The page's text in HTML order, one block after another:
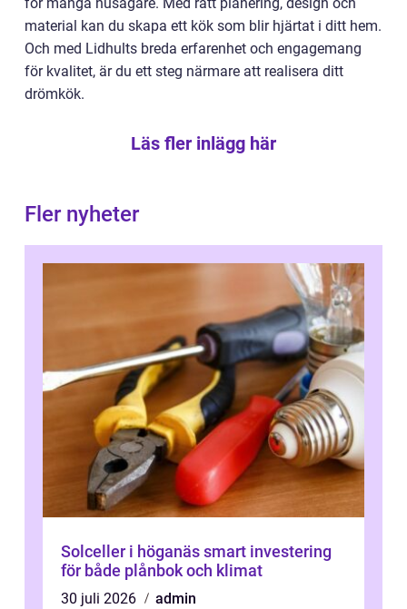
för många husägare. Med rätt planering, design och
material kan du skapa ett kök som blir hjärtat i ditt hem.
Och med Lidhults breda erfarenhet och engagemang
för kvalitet, är du ett steg närmare att realisera ditt
drömkök.
Läs fler inlägg här
Fler nyheter
Solceller i höganäs smart investering
för både plånbok och klimat
30 juli 2026
admin